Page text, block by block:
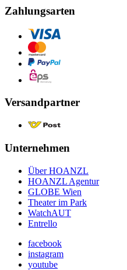
Zahlungsarten
Versandpartner
Unternehmen
Über HOANZL
HOANZL Agentur
GLOBE Wien
Theater im Park
WatchAUT
Entrello
facebook
instagram
youtube